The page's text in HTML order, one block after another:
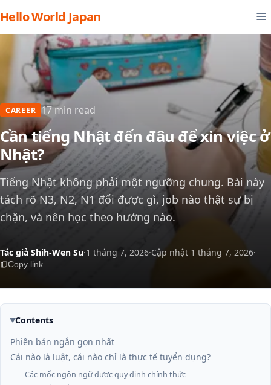
Hello World Japan
CAREER 17 min read
Cần tiếng Nhật đến đâu để xin việc ở
Nhật?
Tiếng Nhật không phải một ngưỡng chung. Bài này
tách rõ N3, N2, N1 đổi được gì, job nào thật sự bị
chặn, và nên học theo hướng nào.
Tác giả Shih-Wen Su·1 tháng 7, 2026·Cập nhật 1 tháng 7, 2026·
Copy link
Contents
Phiên bản ngắn gọn nhất
Cái nào là luật, cái nào chỉ là thực tế tuyển dụng?
Các mốc ngôn ngữ được quy định chính thức